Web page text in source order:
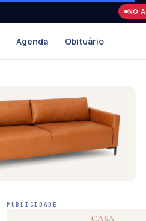
NO
Agenda Obituário
PUBLICIDADE